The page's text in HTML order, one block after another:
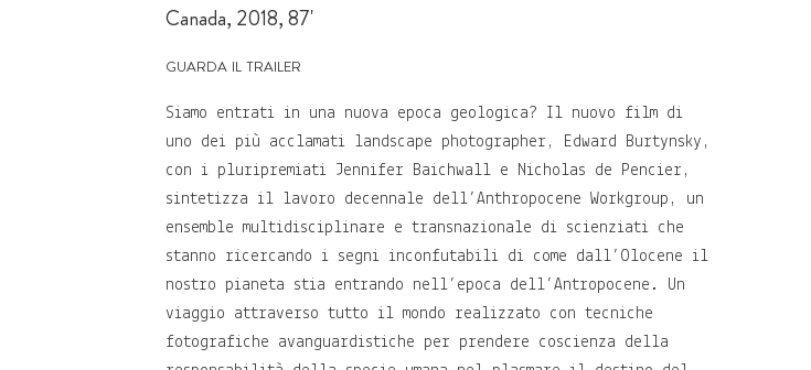
Canada, 2018, 87'
guarda il trailer
Siamo entrati in una nuova epoca geologica? Il nuovo film di
uno dei più acclamati landscape photographer, Edward Burtynsky,
con i pluripremiati Jennifer Baichwall e Nicholas de Pencier,
sintetizza il lavoro decennale dell’Anthropocene Workgroup, un
ensemble multidisciplinare e transnazionale di scienziati che
stanno ricercando i segni inconfutabili di come dall’Olocene il
nostro pianeta stia entrando nell’epoca dell’Antropocene. Un
viaggio attraverso tutto il mondo realizzato con tecniche
fotografiche avanguardistiche per prendere coscienza della